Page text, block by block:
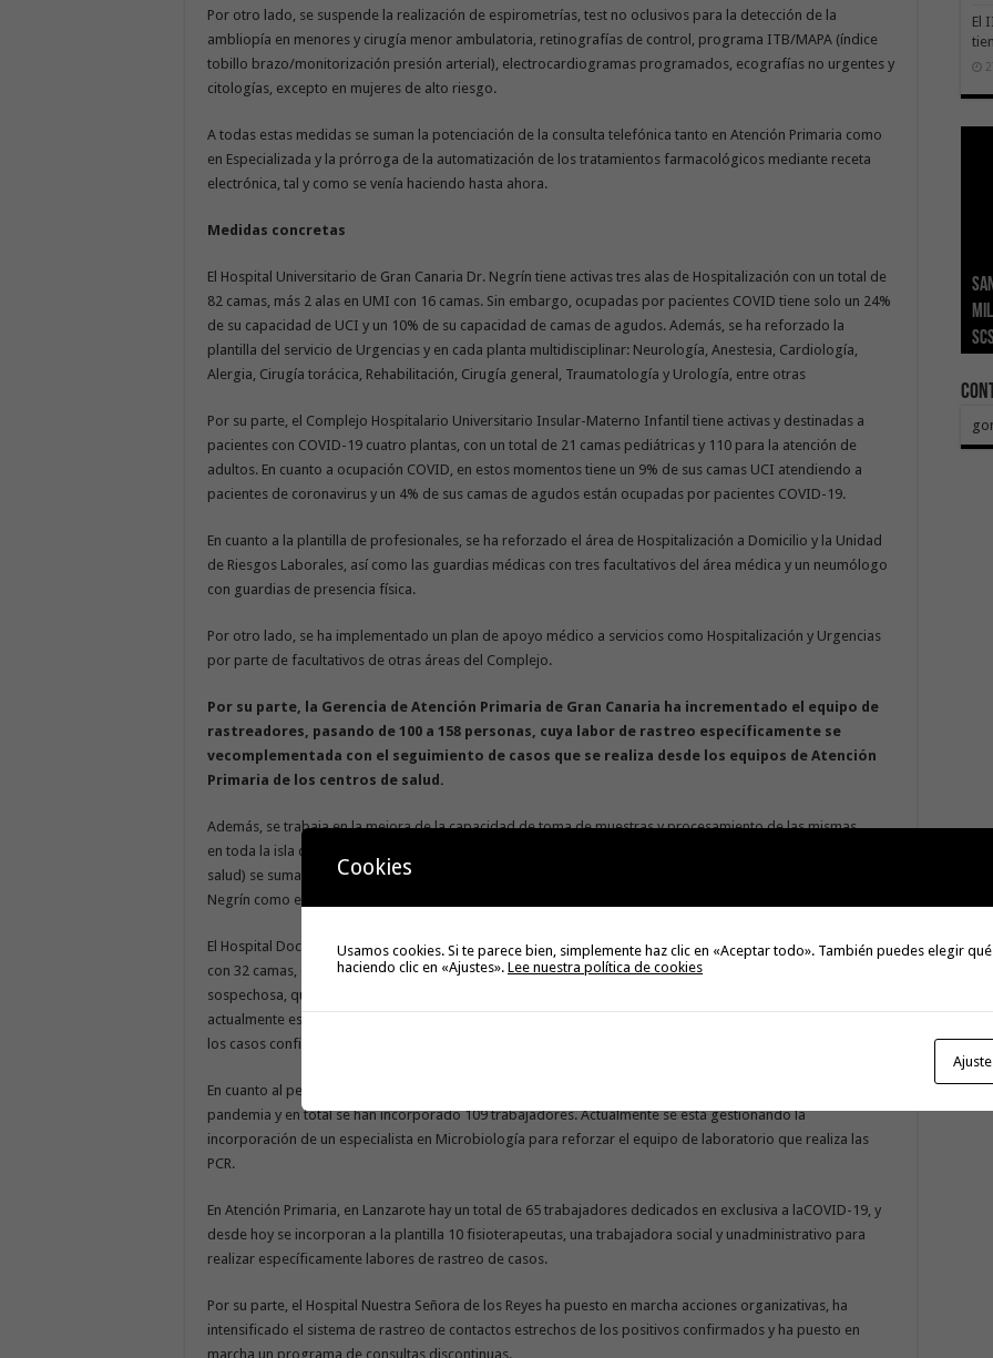
Por otro lado, se suspende la realización de espirometrías, test no oclusivos para la detección de la
ambliopía en menores y cirugía menor ambulatoria, retinografías de control, programa ITB/MAPA (índice
tobillo brazo/monitorización presión arterial), electrocardiogramas programados, ecografías no urgentes y
citologías, excepto en mujeres de alto riesgo.
A todas estas medidas se suman la potenciación de la consulta telefónica tanto en Atención Primaria como
en Especializada y la prórroga de la automatización de los tratamientos farmacológicos mediante receta
electrónica, tal y como se venía haciendo hasta ahora.
Medidas concretas
El Hospital Universitario de Gran Canaria Dr. Negrín tiene activas tres alas de Hospitalización con un total de
82 camas, más 2 alas en UMI con 16 camas. Sin embargo, ocupadas por pacientes COVID tiene solo un 24%
de su capacidad de UCI y un 10% de su capacidad de camas de agudos. Además, se ha reforzado la
plantilla del servicio de Urgencias y en cada planta multidisciplinar: Neurología, Anestesia, Cardiología,
Alergia, Cirugía torácica, Rehabilitación, Cirugía general, Traumatología y Urología, entre otras
Por su parte, el Complejo Hospitalario Universitario Insular-Materno Infantil tiene activas y destinadas a
pacientes con COVID-19 cuatro plantas, con un total de 21 camas pediátricas y 110 para la atención de
adultos. En cuanto a ocupación COVID, en estos momentos tiene un 9% de sus camas UCI atendiendo a
pacientes de coronavirus y un 4% de sus camas de agudos están ocupadas por pacientes COVID-19.
En cuanto a la plantilla de profesionales, se ha reforzado el área de Hospitalización a Domicilio y la Unidad
de Riesgos Laborales, así como las guardias médicas con tres facultativos del área médica y un neumólogo
con guardias de presencia física.
Por otro lado, se ha implementado un plan de apoyo médico a servicios como Hospitalización y Urgencias
por parte de facultativos de otras áreas del Complejo.
Por su parte, la Gerencia de Atención Primaria de Gran Canaria ha incrementado e l equipo de
rastreadores, pasando de 100 a 158 personas, cuya labor de rastreo específicamente se
vecomplementada con el seguimiento de casos que se realiza desde los equipos de Atención
Primaria de los centros de salud.
Además, se trabaja en la mejora de la capacidad de toma de muestras y procesamiento de las mismas
en toda la isla de Gran Canaria. Así, a los puntos de toma de muestras existentes (Museo Elder y centros de
salud) se suman dos puntos de toma de muestras tanto en el Hospital Universitario de Gran Canaria Dr.
Negrín como en el Complejo Hospitalario Universitario Insular-Materno Infantil.
El Hospital Doctor José Molina Orosa tiene actualmente una planta destinada a la atención a la COVID-19
con 32 camas, con una parte destinada a los casos confirmados y otra a pacientes con patología
sospechosa, que serán derivados en unos días a la planta de cirugía, que cuenta con 47 camas y que
actualmente está en proceso de adaptación, de tal manera que la planta COVID-19 quedeúnicamente para
los casos confirmados.
En cuanto al personal, la plantilla del Hospital se reforzó en su momento para atender la demanda de la
pandemia y en total se han incorporado 109 trabajadores. Actualmente se está gestionando la
incorporación de un especialista en Microbiología para reforzar el equipo de laboratorio que realiza las
PCR.
En Atención Primaria, en Lanzarote hay un total de 65 trabajadores dedicados en exclusiva a laCOVID-19, y
desde hoy se incorporan a la plantilla 10 fisioterapeutas, una trabajadora social y unadministrativo para
realizar específicamente labores de rastreo de casos.
Por su parte, el Hospital Nuestra Señora de los Reyes ha puesto en marcha acciones organizativas, ha
intensificado el sistema de rastreo de contactos estrechos de los positivos confirmados y ha puesto en
marcha un programa de consultas discontinuas.
El
SCS
El
Cookies
Usamos cookies. Si te parece bien, simplemente haz clic en «Aceptar todo». También puedes elegir
haciendo clic en «Ajustes». Lee nuestra política de cookies